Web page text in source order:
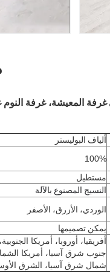
غرفة المعيشة، غرفة
ألياف البوليستر
100%
مستطيل
النسيج المصنوع بالآلة
الوردي، الأزرق، الأصفر
يمكن تصميمها
أفريقيا، أوروبا، أمريكا الجنوبية،
جنوب شرق آسيا، أمريكا
شمال شرق آسيا، الشرق